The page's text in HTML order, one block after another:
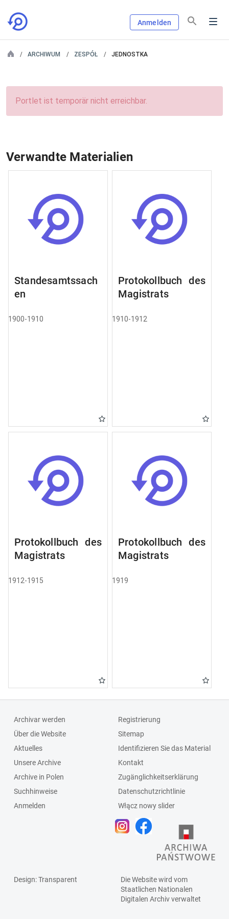
Anmelden
ARCHIWUM ZESPÓŁ JEDNOSTKA
Portlet ist temporär nicht erreichbar.
Verwandte Materialien
Standesamtssach
en
1900-1910
Protokollbuch des
Magistrats
1910-1912
Protokollbuch des
Magistrats
1912-1915
Protokollbuch des
Magistrats
1919
Archivar werden
Über die Website
Aktuelles
Unsere Archive
Archive in Polen
Suchhinweise
Anmelden
Registrierung
Sitemap
Identifizieren Sie das Material
Kontakt
Zugänglichkeitserklärung
Datenschutzrichtlinie
Włącz nowy slider
Design: Transparent
Die Website wird vom
Staatlichen Nationalen
Digitalen Archivverwaltet